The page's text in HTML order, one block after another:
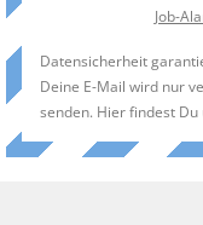
Job-
Datensicherheit
Deine E-Mail wird nur
senden. Hier findest Du